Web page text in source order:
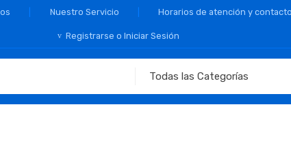
Nuestro Servicio Horarios de atención y contacto
Registrarse o Iniciar Sesión